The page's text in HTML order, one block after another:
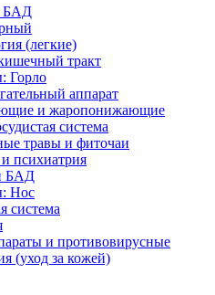
БАД
(легкие)
тракт
Горло
аппарат
и жаропонижающие
система
травы и фиточаи
психиатрия
БАД
Нос
система
и противовирусные
(уход за кожей)